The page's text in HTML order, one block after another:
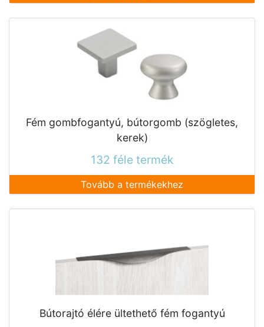
Fém gombfogantyú, bútorgomb (szögletes,
kerek)
132 féle termék
Tovább a termékekhez
Bútorajtó élére ültethető fém fogantyú